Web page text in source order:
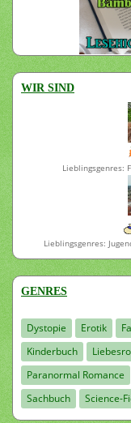
WIR SIND
Lieblingsgenres:
Lieblingsgenres:
GENRES
Dystopie Erotik
Kinderbuch
Paranormal Romance
Sachbuch
Science-